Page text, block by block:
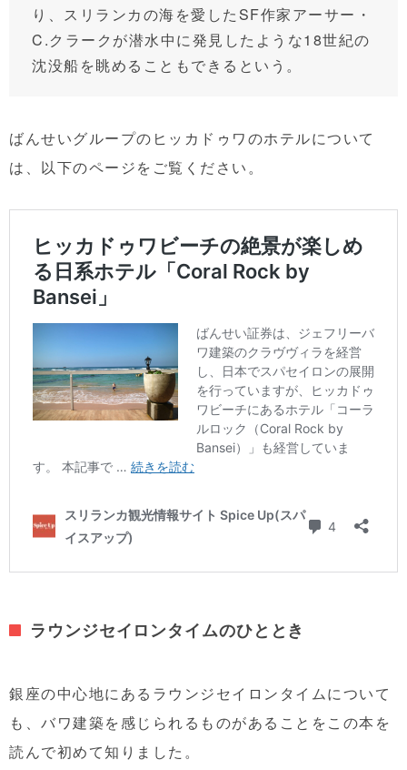
り、スリランカの海を愛したSF作家アーサー・
C.クラークが潜水中に発見したような18世紀の
沈没船を眺めることもできるという。
ばんせいグループのヒッカドゥワのホテルについて
は、以下のページをご覧ください。
ラウンジセイロンタイムのひととき
銀座の中心地にあるラウンジセイロンタイムについて
も、バワ建築を感じられるものがあることをこの本を
読んで初めて知りました。